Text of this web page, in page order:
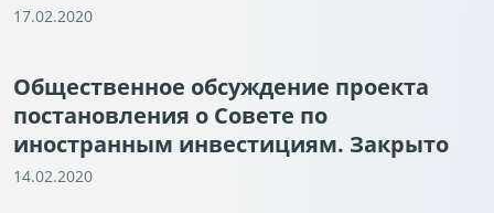
17.02.2020
Общественное обсуждение проекта
постановления о Совете по
иностранным инвестициям. Закрыто
14.02.2020